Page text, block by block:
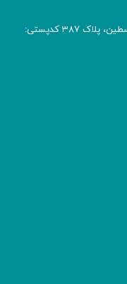
آدرس: پسـتی تهران، خیابان طالقانی، میدان فلسطین، پلاک 387 کدپستی: